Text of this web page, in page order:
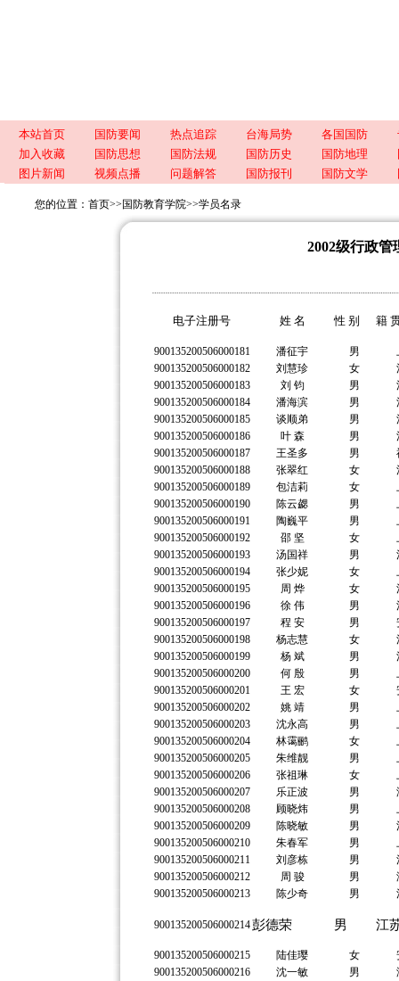
本站首页 国防要闻 热点追踪 台海局势 各国国防
加入收藏
国防思想 国防法规 国防历史 国防地理
图片新闻
视频点播 问题解答 国防报刊 国防文学
您的位置： 首页>> 国防教育学院>>学员名录
2002级行政
电子注册号 姓 名 性 别 籍
900135200506000181 潘征宇 男
900135200506000182
刘慧珍 女
900135200506000183
刘 钧 男
900135200506000184
潘海滨 男
900135200506000185
谈顺弟 男
900135200506000186
叶 森 男
900135200506000187
王圣多 男
900135200506000188
张翠红 女
900135200506000189
包洁莉 女
900135200506000190
陈云勰 男
900135200506000191
陶巍平 男
900135200506000192
邵 坚 女
900135200506000193
汤国祥 男
900135200506000194
张少妮 女
900135200506000195
周 烨 女
900135200506000196
徐 伟 男
900135200506000197
程 安 男
900135200506000198
杨志慧 女
900135200506000199
杨 斌 男
900135200506000200
何 殷 男
900135200506000201
王 宏 女
900135200506000202
姚 靖 男
900135200506000203
沈永高 男
900135200506000204
林霭鹂 女
900135200506000205
朱维靓 男
900135200506000206
张祖琳 女
900135200506000207
乐正波 男
900135200506000208
顾晓炜 男
900135200506000209
陈晓敏 男
900135200506000210
朱春军 男
900135200506000211
刘彦栋 男
900135200506000212
周 骏 男
900135200506000213
陈少奇 男
900135200506000214彭德荣 男 江
900135200506000215 陆佳璎 女
900135200506000216
沈一敏 男